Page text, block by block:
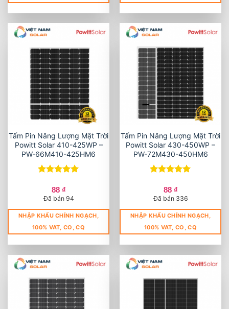
Tấm Pin Năng Lượng Mặt Trời
Powitt Solar 410-425WP –
PW-66M410-425HM6
hạng5 5
sao
88 ₫
Đã bán 94
NHẬP KHẨU CHÍNH NGẠCH,
100% VAT, CO, CQ
Tấm Pin Năng Lượng Mặt Trời
Powitt Solar 430-450WP –
PW-72M430-450HM6
hạng5 5
sao
88 ₫
Đã bán 336
NHẬP KHẨU CHÍNH NGẠCH,
100% VAT, CO, CQ